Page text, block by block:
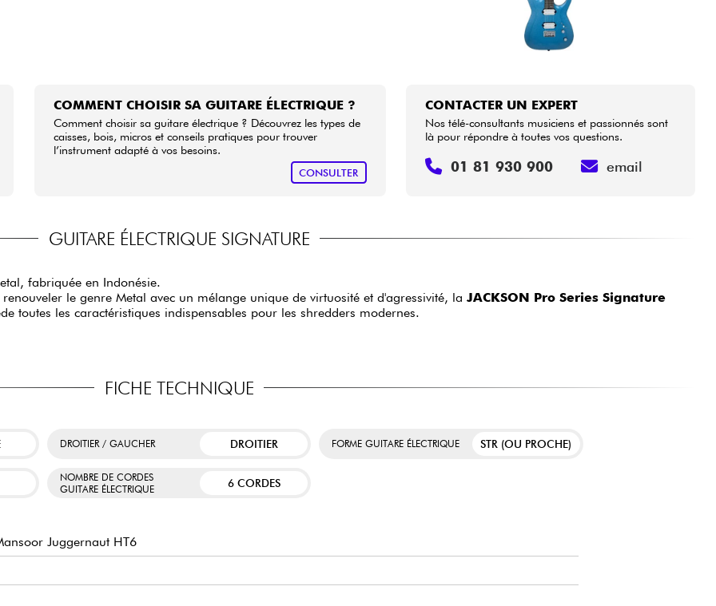
COMMENT CHOISIR SA GUITARE ÉLECTRIQUE ?
Comment choisir sa guitare électrique ? Découvrez les types de
caisses, bois, micros et conseils pratiques pour trouver
l’instrument adapté à vos besoins.
CONSULTER
CONTACTER UN EXPERT
Nos télé-consultants musiciens et passionnés sont
là pour répondre à toutes vos questions.
01 81 930 900 email
GUITARE ÉLECTRIQUE SIGNATURE
fabriquée en Indonésie.
le genre Metal avec un mélange unique de virtuosité et d'agressivité, la JACKSON Pro Series Signature
toutes les caractéristiques indispensables pour les shredders modernes.
FICHE TECHNIQUE
DROITIER / GAUCHER DROITIER FORME GUITARE ÉLECTRIQUE STR (OU PROCHE)
NOMBRE DE CORDES
GUITARE ÉLECTRIQUE
6 CORDES
Juggernaut HT6